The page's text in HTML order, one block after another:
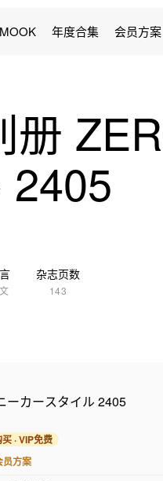
年度合集 会员方案
册
2405
杂志页数
143
ーカースタイル 2405
· VIP免费
员方案